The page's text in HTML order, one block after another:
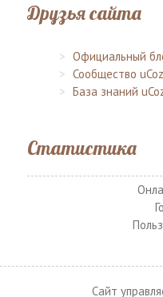
Друзья сайта
Официальный
Сообщество uCoz
База знаний
Статистика
Сайт